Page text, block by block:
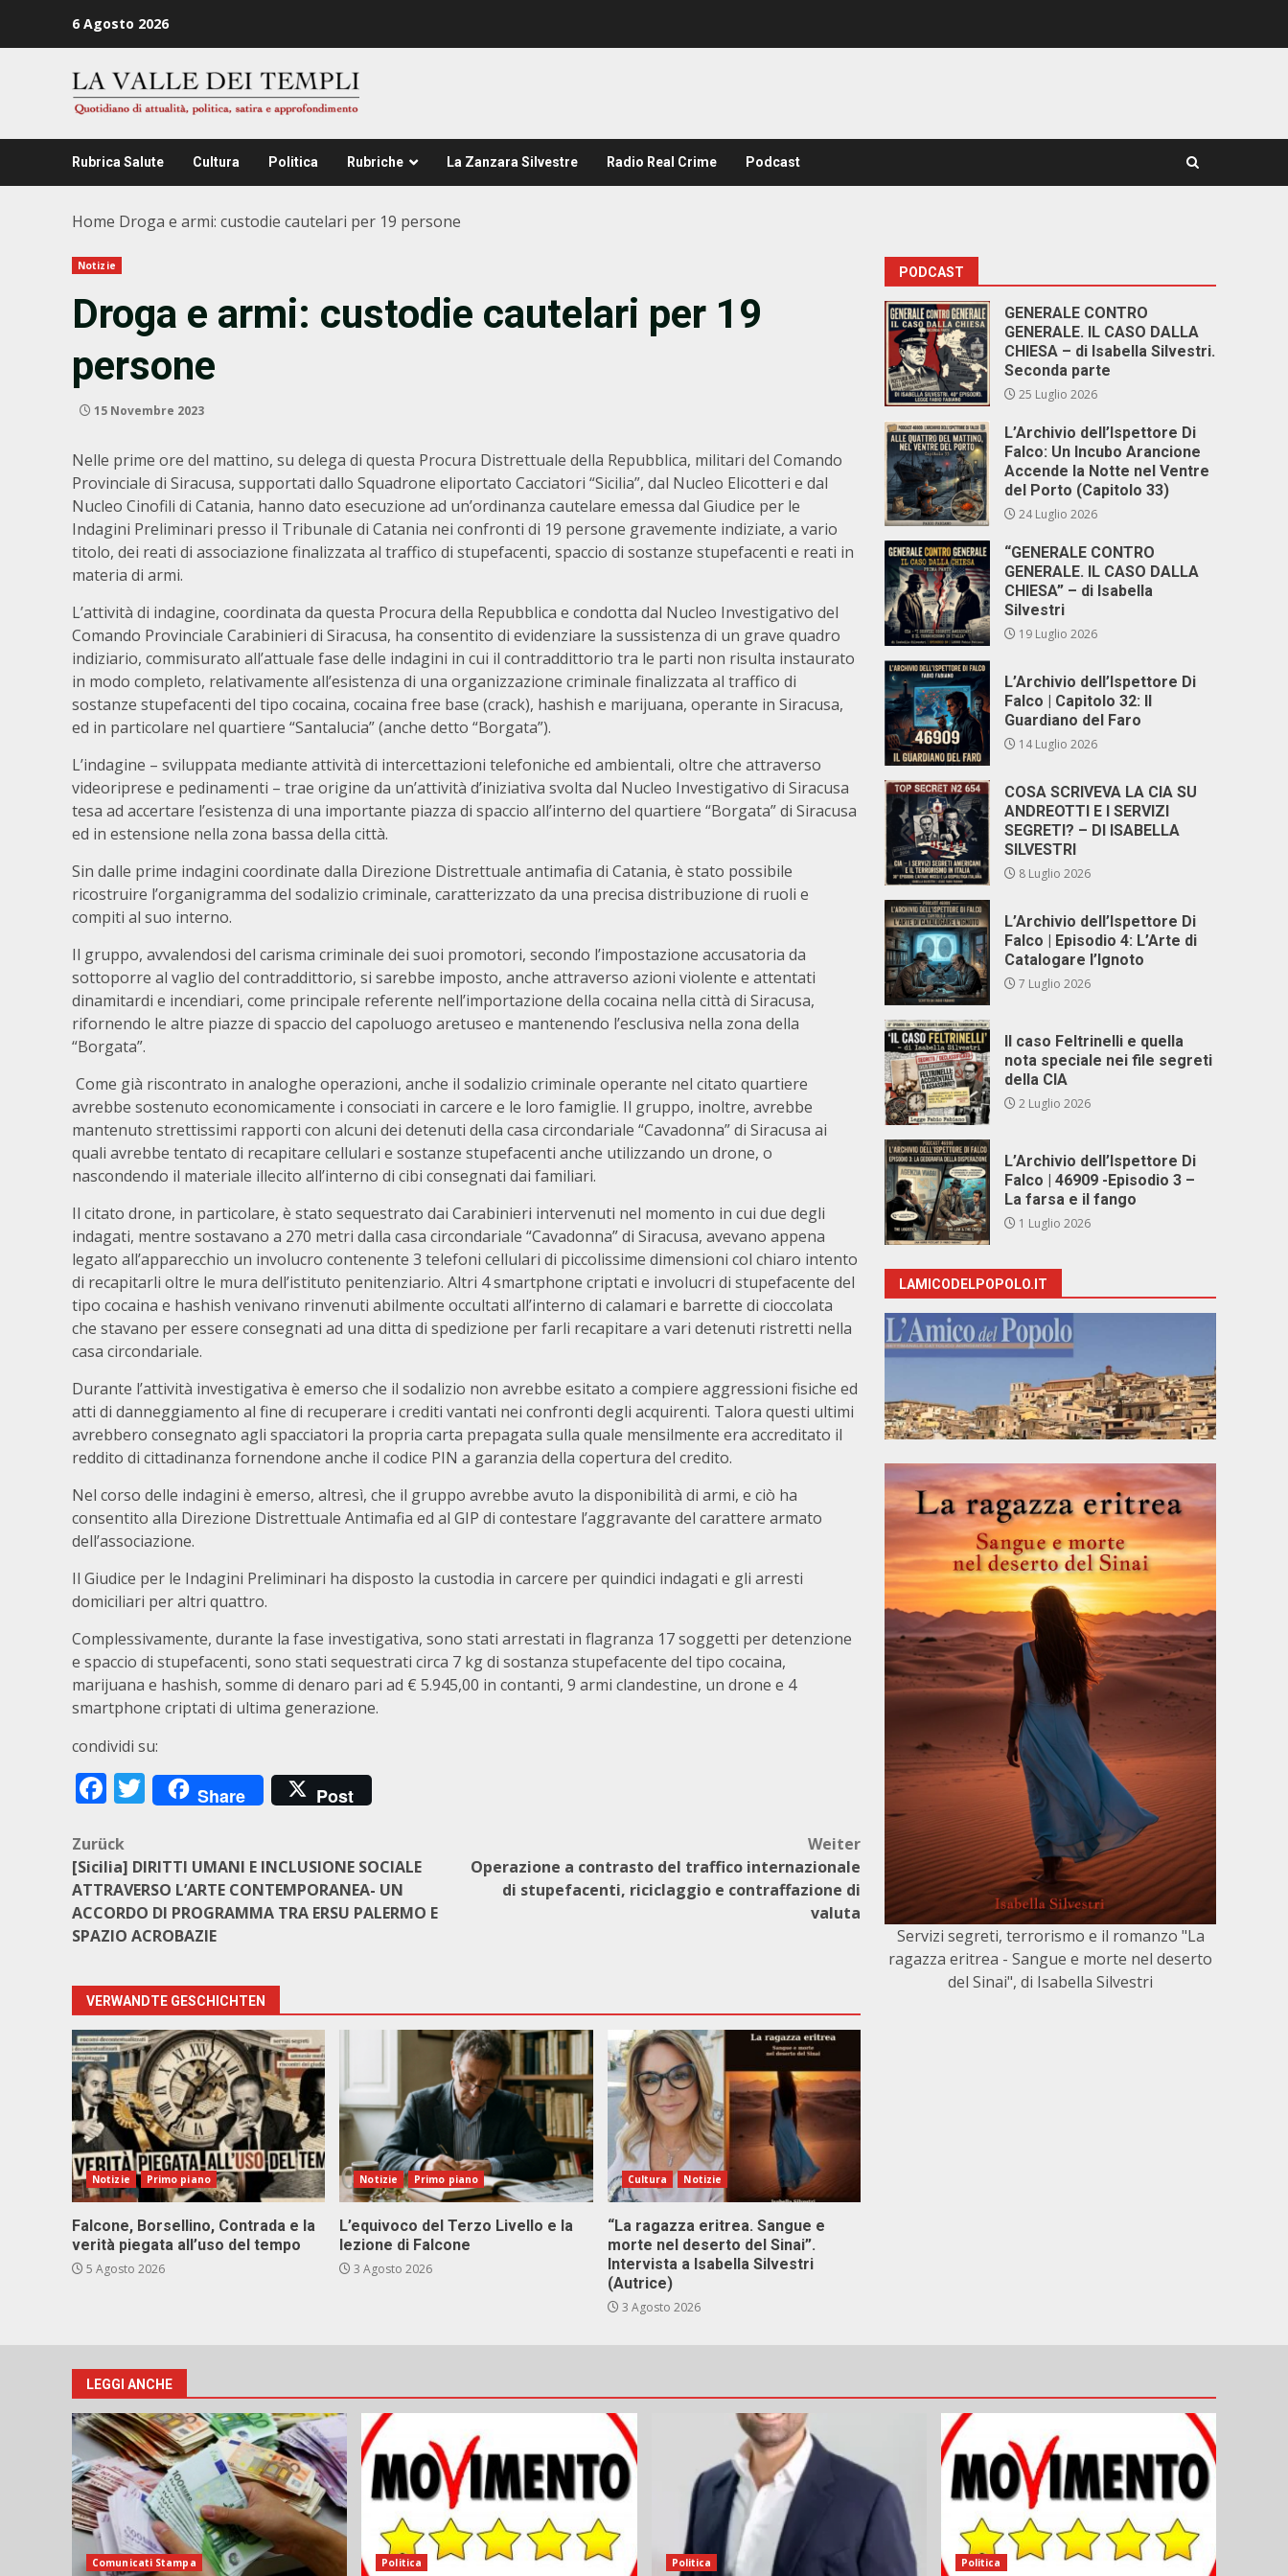
6 Agosto 2026
Rubrica Salute Cultura Politica Rubriche La Zanzara Silvestre Radio Real Crime Podcast
Home Droga e armi: custodie cautelari per 19 persone
Notizie
Droga e armi: custodie cautelari per 19
persone
15 Novembre 2023
Nelle prime ore del mattino, su delega di questa Procura Distrettuale della Repubblica, militari del Comando
Provinciale di Siracusa, supportati dallo Squadrone eliportato Cacciatori “Sicilia”, dal Nucleo Elicotteri e dal
Nucleo Cinofili di Catania, hanno dato esecuzione ad un’ordinanza cautelare emessa dal Giudice per le
Indagini Preliminari presso il Tribunale di Catania nei confronti di 19 persone gravemente indiziate, a vario
titolo, dei reati di associazione finalizzata al traffico di stupefacenti, spaccio di sostanze stupefacenti e reati in
materia di armi.
L’attività di indagine, coordinata da questa Procura della Repubblica e condotta dal Nucleo Investigativo del
Comando Provinciale Carabinieri di Siracusa, ha consentito di evidenziare la sussistenza di un grave quadro
indiziario, commisurato all’attuale fase delle indagini in cui il contraddittorio tra le parti non risulta instaurato
in modo completo, relativamente all’esistenza di una organizzazione criminale finalizzata al traffico di
sostanze stupefacenti del tipo cocaina, cocaina free base (crack), hashish e marijuana, operante in Siracusa,
ed in particolare nel quartiere “Santalucia” (anche detto “Borgata”).
L’indagine – sviluppata mediante attività di intercettazioni telefoniche ed ambientali, oltre che attraverso
videoriprese e pedinamenti – trae origine da un’attività d’iniziativa svolta dal Nucleo Investigativo di Siracusa
tesa ad accertare l’esistenza di una importante piazza di spaccio all’interno del quartiere “Borgata” di Siracusa
ed in estensione nella zona bassa della città.
Sin dalle prime indagini coordinate dalla Direzione Distrettuale antimafia di Catania, è stato possibile
ricostruire l’organigramma del sodalizio criminale, caratterizzato da una precisa distribuzione di ruoli e
compiti al suo interno.
Il gruppo, avvalendosi del carisma criminale dei suoi promotori, secondo l’impostazione accusatoria da
sottoporre al vaglio del contraddittorio, si sarebbe imposto, anche attraverso azioni violente e attentati
dinamitardi e incendiari, come principale referente nell’importazione della cocaina nella città di Siracusa,
rifornendo le altre piazze di spaccio del capoluogo aretuseo e mantenendo l’esclusiva nella zona della
“Borgata”.
Come già riscontrato in analoghe operazioni, anche il sodalizio criminale operante nel citato quartiere
avrebbe sostenuto economicamente i consociati in carcere e le loro famiglie. Il gruppo, inoltre, avrebbe
mantenuto strettissimi rapporti con alcuni dei detenuti della casa circondariale “Cavadonna” di Siracusa ai
quali avrebbe tentato di recapitare cellulari e sostanze stupefacenti anche utilizzando un drone, o
nascondendo il materiale illecito all’interno di cibi consegnati dai familiari.
Il citato drone, in particolare, è stato sequestrato dai Carabinieri intervenuti nel momento in cui due degli
indagati, mentre sostavano a 270 metri dalla casa circondariale “Cavadonna” di Siracusa, avevano appena
legato all’apparecchio un involucro contenente 3 telefoni cellulari di piccolissime dimensioni col chiaro intento
di recapitarli oltre le mura dell’istituto penitenziario. Altri 4 smartphone criptati e involucri di stupefacente del
tipo cocaina e hashish venivano rinvenuti abilmente occultati all’interno di calamari e barrette di cioccolata
che stavano per essere consegnati ad una ditta di spedizione per farli recapitare a vari detenuti ristretti nella
casa circondariale.
Durante l’attività investigativa è emerso che il sodalizio non avrebbe esitato a compiere aggressioni fisiche ed
atti di danneggiamento al fine di recuperare i crediti vantati nei confronti degli acquirenti. Talora questi ultimi
avrebbero consegnato agli spacciatori la propria carta prepagata sulla quale mensilmente era accreditato il
reddito di cittadinanza fornendone anche il codice PIN a garanzia della copertura del credito.
Nel corso delle indagini è emerso, altresì, che il gruppo avrebbe avuto la disponibilità di armi, e ciò ha
consentito alla Direzione Distrettuale Antimafia ed al GIP di contestare l’aggravante del carattere armato
dell’associazione.
Il Giudice per le Indagini Preliminari ha disposto la custodia in carcere per quindici indagati e gli arresti
domiciliari per altri quattro.
Complessivamente, durante la fase investigativa, sono stati arrestati in flagranza 17 soggetti per detenzione
e spaccio di stupefacenti, sono stati sequestrati circa 7 kg di sostanza stupefacente del tipo cocaina,
marijuana e hashish, somme di denaro pari ad € 5.945,00 in contanti, 9 armi clandestine, un drone e 4
smartphone criptati di ultima generazione.
condividi su:
Facebook
Twitter
Share Post
Beitragsnavigation
Zurück
[Sicilia] DIRITTI UMANI E INCLUSIONE SOCIALE
ATTRAVERSO L’ARTE CONTEMPORANEA- UN
ACCORDO DI PROGRAMMA TRA ERSU PALERMO E
SPAZIO ACROBAZIE
Weiter
Operazione a contrasto del traffico internazionale
di stupefacenti, riciclaggio e contraffazione di
valuta
VERWANDTE GESCHICHTEN
Notizie Primo piano
Falcone, Borsellino, Contrada e la
verità piegata all’uso del tempo
5 Agosto 2026
Notizie Primo piano
L’equivoco del Terzo Livello e la
lezione di Falcone
3 Agosto 2026
Cultura Notizie
“La ragazza eritrea. Sangue e
morte nel deserto del Sinai”.
Intervista a Isabella Silvestri
(Autrice)
3 Agosto 2026
PODCAST
GENERALE CONTRO
GENERALE. IL CASO DALLA
CHIESA – di Isabella Silvestri.
Seconda parte
25 Luglio 2026
L’Archivio dell’Ispettore Di
Falco: Un Incubo Arancione
Accende la Notte nel Ventre
del Porto (Capitolo 33)
24 Luglio 2026
“GENERALE CONTRO
GENERALE. IL CASO DALLA
CHIESA” – di Isabella
Silvestri
19 Luglio 2026
L’Archivio dell’Ispettore Di
Falco | Capitolo 32: Il
Guardiano del Faro
14 Luglio 2026
COSA SCRIVEVA LA CIA SU
ANDREOTTI E I SERVIZI
SEGRETI? – DI ISABELLA
SILVESTRI
8 Luglio 2026
L’Archivio dell’Ispettore Di
Falco | Episodio 4: L’Arte di
Catalogare l’Ignoto
7 Luglio 2026
Il caso Feltrinelli e quella
nota speciale nei file segreti
della CIA
2 Luglio 2026
L’Archivio dell’Ispettore Di
Falco | 46909 -Episodio 3 –
La farsa e il fango
1 Luglio 2026
LAMICODELPOPOLO.IT
Servizi segreti, terrorismo e il romanzo "La
ragazza eritrea - Sangue e morte nel deserto
del Sinai", di Isabella Silvestri
LEGGI ANCHE
Comunicati Stampa Politica Politica Politica